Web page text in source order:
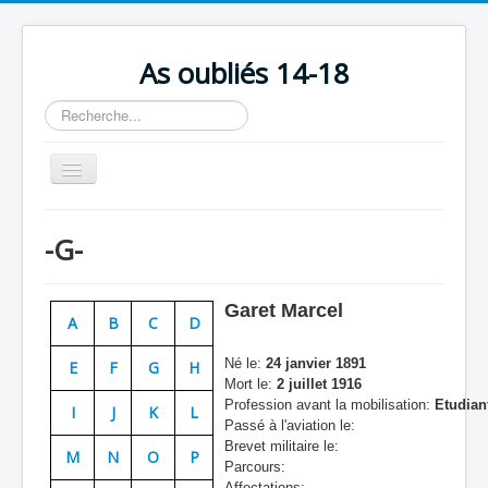
As oubliés 14-18
Rechercher
Basculer
la
Chronologie
Escadrilles
Organisation
Avions
Personnels
Doctrines
-G-
A B C D
E F G H
I J K L
M N O P
Garet Marcel
Né le: 24 janvier 1891
Mort le: 2 juillet 1916
Profession avant la mobilisation:
Passé à l'aviation le:
Brevet militaire le:
Parcours: